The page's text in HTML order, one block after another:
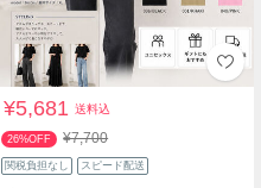
¥5,681送料込
26%OFF ¥7,700
関税負担なし スピード配送